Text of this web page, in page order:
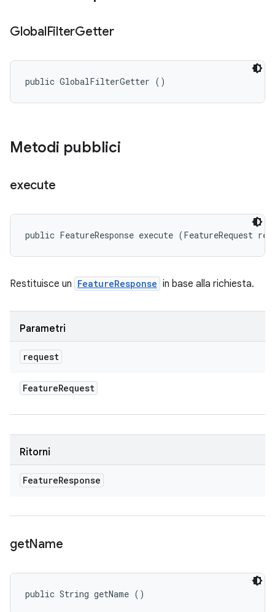
GlobalFilterGetter
public GlobalFilterGetter ()
Metodi pubblici
execute
public FeatureResponse execute (FeatureRequest
Restituisce un FeatureResponse in base alla richiesta.
Parametri
request
FeatureRequest
Ritorni
FeatureResponse
getName
public String getName ()